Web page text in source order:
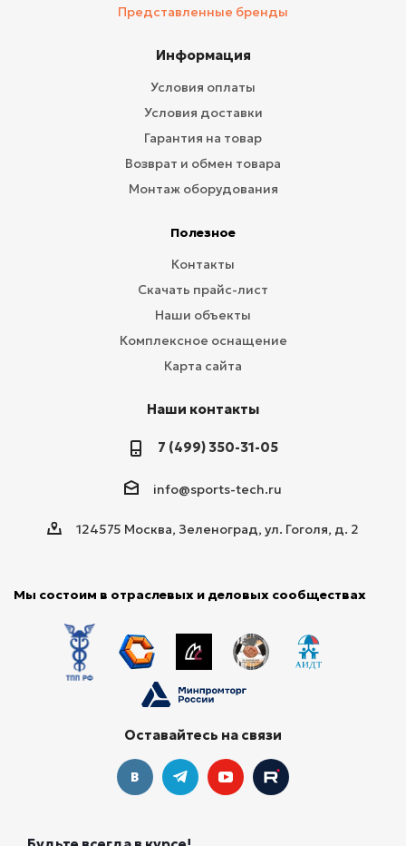
Представленные бренды
Информация
Условия оплаты
Условия доставки
Гарантия на товар
Возврат и обмен товара
Монтаж оборудования
Полезное
Контакты
Скачать прайс-лист
Наши объекты
Комплексное оснащение
Карта сайта
Наши контакты
7 (499) 350-31-05
info@sports-tech.ru
124575 Москва, Зеленоград, ул. Гоголя, д. 2
Мы состоим в отраслевых и деловых сообществах
Оставайтесь на связи